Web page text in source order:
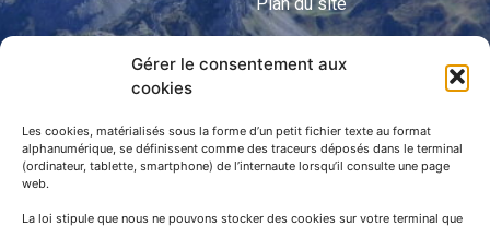
Gérer le consentement aux
cookies
Les cookies, matérialisés sous la forme d’un petit fichier texte au format
alphanumérique, se définissent comme des traceurs déposés dans le terminal
(ordinateur, tablette, smartphone) de l’internaute lorsqu’il consulte une page
web.
La loi stipule que nous ne pouvons stocker des cookies sur votre terminal que
APNP
Parc national des Pyrénées